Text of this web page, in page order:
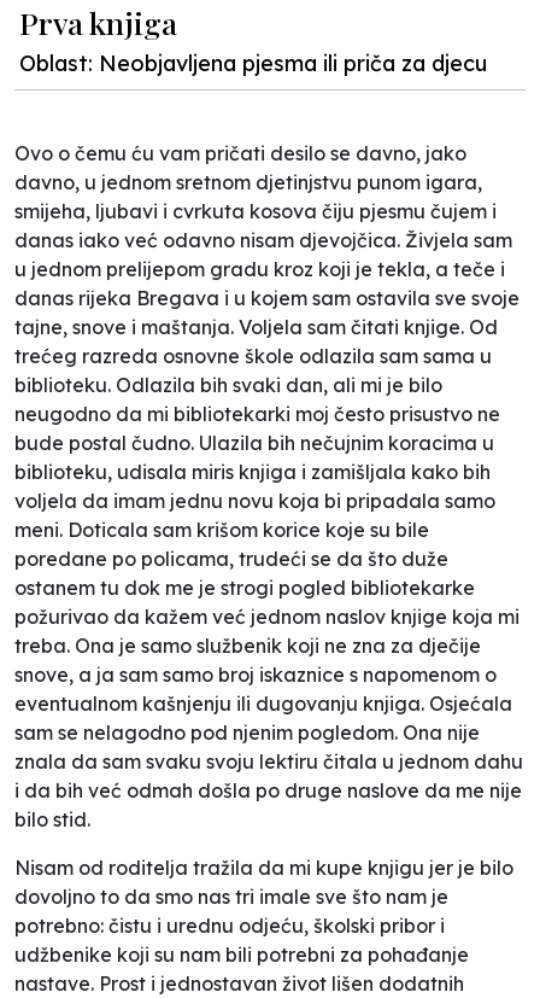
Prva knjiga
Oblast: Neobjavljena pjesma ili priča za djecu
Ovo o čemu ću vam pričati desilo se davno, jako
davno, u jednom sretnom djetinjstvu punom igara,
smijeha, ljubavi i cvrkuta kosova čiju pjesmu čujem i
danas iako već odavno nisam djevojčica. Živjela sam
u jednom prelijepom gradu kroz koji je tekla, a teče i
danas rijeka Bregava i u kojem sam ostavila sve svoje
tajne, snove i maštanja. Voljela sam čitati knjige. Od
trećeg razreda osnovne škole odlazila sam sama u
biblioteku. Odlazila bih svaki dan, ali mi je bilo
neugodno da mi bibliotekarki moj često prisustvo ne
bude postal čudno. Ulazila bih nečujnim koracima u
biblioteku, udisala miris knjiga i zamišljala kako bih
voljela da imam jednu novu koja bi pripadala samo
meni. Doticala sam krišom korice koje su bile
poredane po policama, trudeći se da što duže
ostanem tu dok me je strogi pogled bibliotekarke
požurivao da kažem već jednom naslov knjige koja mi
treba. Ona je samo službenik koji ne zna za dječije
snove, a ja sam samo broj iskaznice s napomenom o
eventualnom kašnjenju ili dugovanju knjiga. Osjećala
sam se nelagodno pod njenim pogledom. Ona nije
znala da sam svaku svoju lektiru čitala u jednom dahu
i da bih već odmah došla po druge naslove da me nije
bilo stid.
Nisam od roditelja tražila da mi kupe knjigu jer je bilo
dovoljno to da smo nas tri imale sve što nam je
potrebno: čistu i urednu odjeću, školski pribor i
udžbenike koji su nam bili potrebni za pohađanje
nastave. Prost i jednostavan život lišen dodatnih